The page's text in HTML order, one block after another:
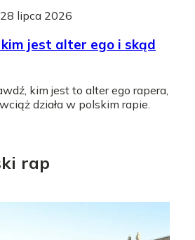
28 lipca 2026
jest alter ego i skąd
kim jest to alter ego rapera,
działa w polskim rapie.
rap